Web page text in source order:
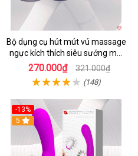
Bộ dụng cụ hút mút vú massage
ngực kích thích siêu sướng mới
lạ
270.000₫ 321.000₫
(148)
-13%
5